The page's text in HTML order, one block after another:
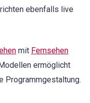
ebenfalls live
mit Fernsehen
ermöglicht
Programmgestaltung.